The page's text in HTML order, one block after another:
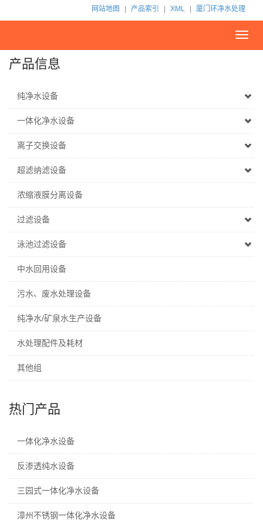
网站地图 产品索引 XML 厦门环净水处理
产品信息
纯净水设备
一体化净水设备
离子交换设备
超滤纳滤设备
浓缩液膜分离设备
过滤设备
泳池过滤设备
中水回用设备
污水、废水处理设备
纯净水/矿泉水生产设备
水处理配件及耗材
其他组
热门产品
一体化净水设备
反渗透纯水设备
三园式一体化净水设备
漳州不锈钢一体化净水设备